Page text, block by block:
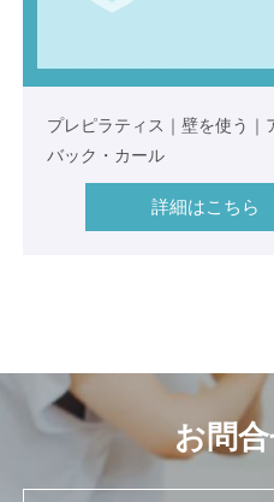
プレピラティス｜壁を使う｜
バック・カール
詳細はこちら
お問